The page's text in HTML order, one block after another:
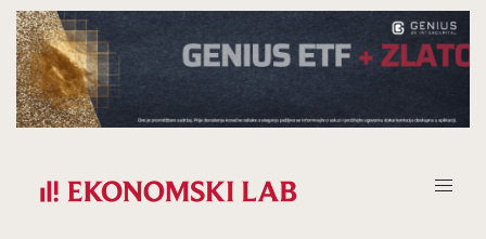
Prijeđi
na
sadržaj